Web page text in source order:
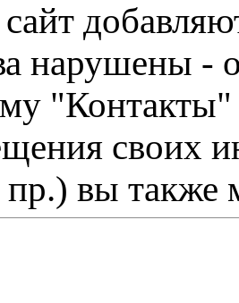
нарушены -
"Контакты"
своих
вы также